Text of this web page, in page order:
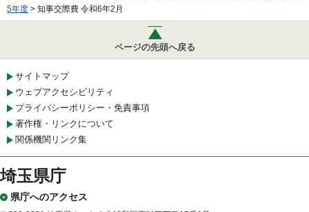
5年度 > 知事交際費 令和6年2月
ページの先頭へ戻る
サイトマップ
ウェブアクセシビリティ
プライバシーポリシー・免責事項
著作権・リンクについて
関係機関リンク集
埼玉県庁
県庁へのアクセス